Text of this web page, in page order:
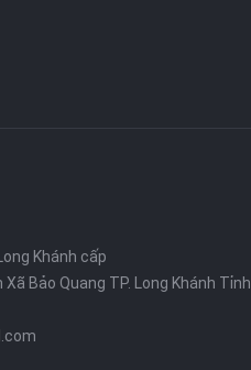
Khánh cấp
Bảo Quang TP. Long Khánh Tỉnh